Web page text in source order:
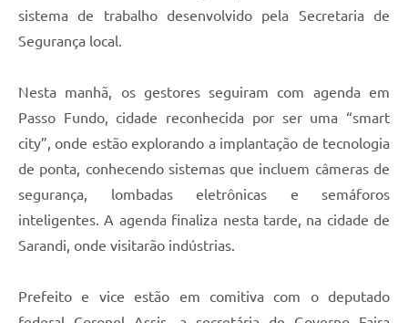
sistema de trabalho desenvolvido pela Secretaria de
Segurança local.
Nesta manhã, os gestores seguiram com agenda em
Passo Fundo, cidade reconhecida por ser uma “smart
city”, onde estão explorando a implantação de tecnologia
de ponta, conhecendo sistemas que incluem câmeras de
segurança, lombadas eletrônicas e semáforos
inteligentes. A agenda finaliza nesta tarde, na cidade de
Sarandi, onde visitarão indústrias.
Prefeito e vice estão em comitiva com o deputado